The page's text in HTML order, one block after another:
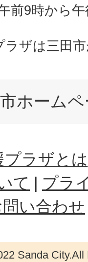
前9時から
ザは三田
ホーム
ラザとは
て
プラ
い合わせ
Sanda